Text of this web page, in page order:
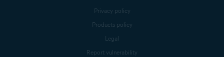
Privacy policy
Products policy
Legal
Report vulnerability